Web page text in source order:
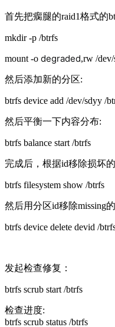
首先把瘸腿的raid1格式的
mkdir -p /btrfs
mount -o degraded,rw /
然后添加新的分区:
btrfs device add /dev/sdyy /
然后平衡一下内容分布:
btrfs balance start /btrfs
完成后，根据id移除损坏
btrfs filesystem show /btrfs
然后用分区id移除missing
btrfs device delete devid /
发起检查修复：
btrfs scrub start /btrfs
检查进度:
btrfs scrub status /btrfs